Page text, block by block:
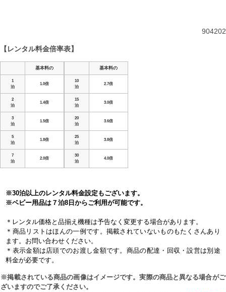
904202
【レンタル料金倍率表】
基本料の
1
泊
1.0倍
2
泊
1.4倍
3
泊
1.5倍
5
泊
1.8倍
7
泊
2.0倍
基本料の
10
泊
2.7倍
15
泊
3.0倍
20
泊
3.6倍
25
泊
3.8倍
30
泊
4.0倍
※30泊以上のレンタル料金設定もございます。
※ベビー用品は７泊8日からご利用が可能です。
＊レンタル価格と品揃え機種は予告なく変更する場合があります。
＊商品リストはほんの一例です。掲載されていないものもたくさんあり
ます。お問い合わせください。
＊表示金額は店頭でのお渡し金額です。商品の配達・回収・設営は別途
料金が必要です。
※掲載されている商品の画像はイメージです。実際の商品と異なる場合がご
ざいますのでご了承ください。